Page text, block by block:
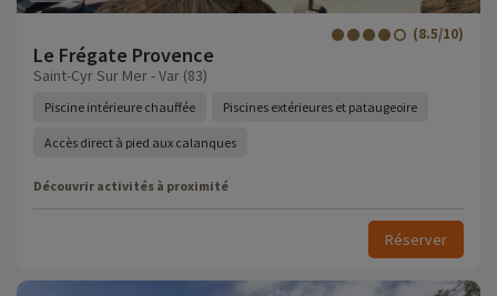
Le Frégate Provence
(8.5/10)
Saint-Cyr Sur Mer - Var (83)
Piscine intérieure chauffée Piscines extérieures et pataugeoire
Accès direct à pied aux calanques
Découvrir activités à proximité
Réserver